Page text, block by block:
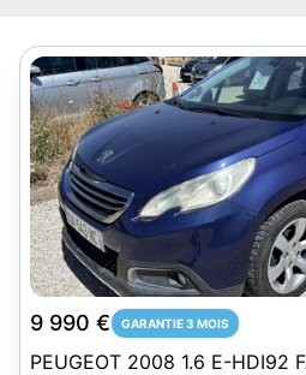
9 990 € GARANTIE 3 MOIS
PEUGEOT 2008 1.6 E-HDI92